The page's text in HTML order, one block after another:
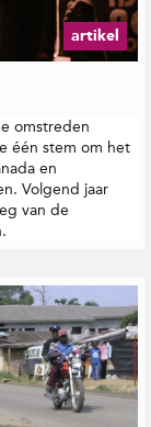
artikel
omstreden
één stem om het
en
Volgend jaar
van de